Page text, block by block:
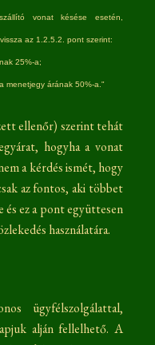
vonat késése esetén,
az 1.2.5.2. pont szerint:
25%-a;
menetjegy árának 50%-a."
ellenőr) szerint tehát
hogyha a vonat
a kérdés ismét, hogy
az fontos, aki többet
és ez a pont együttesen
használatára.
ügyfélszolgálattal,
alján fellelhető. A